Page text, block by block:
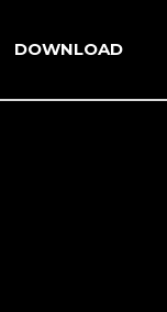
DOWNLOAD